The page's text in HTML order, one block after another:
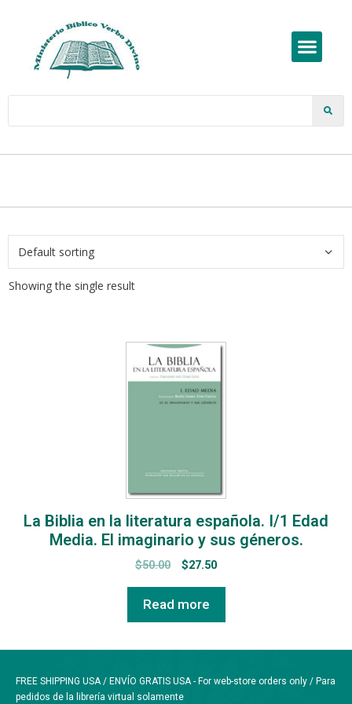
Showing the single result
La Biblia en la literatura española. I/1 Edad
Media. El imaginario y sus géneros.
$50.00 $27.50
Read more
FREE SHIPPING USA / ENVÍO GRATIS USA - For web-store orders only / Para
pedidos de la librería virtual solamente